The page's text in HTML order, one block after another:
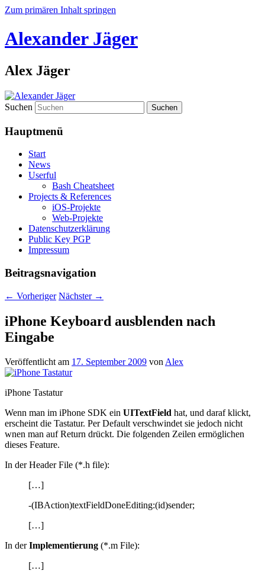
Zum primären Inhalt springen
Alexander Jäger
Alex Jäger
Suchen
Hauptmenü
Start
News
Userful
Bash Cheatsheet
Projects & References
iOS-Projekte
Web-Projekte
Datenschutzerklärung
Public Key PGP
Impressum
Beitragsnavigation
← Vorheriger Nächster →
iPhone Keyboard ausblenden nach
Eingabe
Veröffentlicht am 17. September 2009 vonAlex
iPhone Tastatur
Wenn man im iPhone SDK ein UITextField hat, und daraf klickt,
erscheint die Tastatur. Per Default verschwindet sie jedoch nicht
wnen man auf Return drückt. Die folgenden Zeilen ermöglichen
dieses Feature.
In der Header File (*.h file):
[…]
-(IBAction)textFieldDoneEditing:(id)sender;
[…]
In derImplementierung (*.m File):
[…]